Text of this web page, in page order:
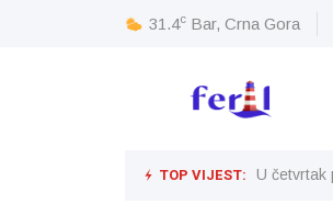
31.4c Bar, Crna Gora
TOP VIJEST: U četvrtak